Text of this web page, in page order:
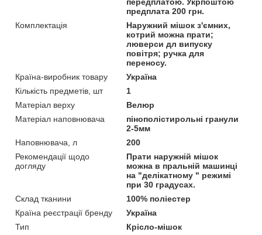
предплата 200 грн.
Комплектація
Наружний мішок з'ємних,
котрий можна прати;
люверси дл випуску
повітря; ручка для
переносу.
Країна-виробник товару
Україна
Кількість предметів, шт
1
Матеріал верху
Велюр
Матеріал наповнювача
пінополістирольні гранули
2-5мм
Наповнювача, л
200
Рекомендації щодо
догляду
Прати наружній мішок
можна в пральній машинці
на "делікатному " режимі
при 30 градусах.
Склад тканини
100% поліестер
Країна реєстрації бренду
Україна
Тип
Крісло-мішок